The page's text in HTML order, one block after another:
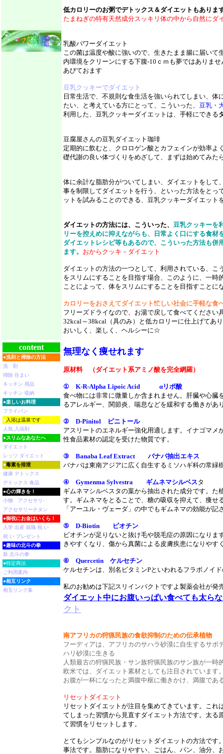
低カロリーのお粥でデトックス＆ダイエットもありま
たまねぎの特有天然成分スッキリ体の中から自然にダ
乳酸パワーダイエット
この菌は温度や酸に強いので、生きたまま腸に届い
内環境をクリーンにする下腹-10ｃｍも夢ではありま
あびておます
豆乳クッキーでダイエット
日常生活で、不規則な食生活を強いられてしまい、
たい、と考えている方にとって、こういった、 豆乳・
利用した、豆乳クッキーダイエットは、手軽にできる
豆腐屋さんの豆乳ダイエット珈琲
定期的に飲むと、クロロゲン酸とカフェインが効率
礎代謝の良い体づくりをめざして、まずは始めてみた
体に余計な脂肪分がついてしまい、ダイエットをし
事を制限してダイエットを行う、といった方法をと
ットを試みることのできる、豆乳クッキーダイエット
ダイエットの方法には、こういった、 豆乳クッキーを
リーを控えめに抑えながらも、日常よく口にする食
ダイエットレシピ等もあるので、こういった方法も
ます。 おからクッキ－ダイエット
ダイエットの方法の一つとして、利用されている、
をスリムにすることを目指す場合、このように、一
ことによって、体をスリムにすることを目指すことに
カロリーをおさえてダイエット忙しい社会に手軽な食
フリーズドライなので、お湯で戻して食べてくださ
32kcal～38kcal（具のみ）と低カロリーに仕上げてあ
おいしく、楽しく、ヘルシーに☆
無理なく痩せれます
原材料 （ダイエット系アミノ酸を完全網羅）
① K-R-Alpha Lipoic Acid αリポ酸
食べ物には非常に微量しか含まれません。肝臓や心
るアレルギー、関節炎、喘息などを緩和する働きがあ
② D-Pinitol ピニトール
アスリートのエネルギー強化用適します。イナゴマ
性食品素材の認定を受けた物質です。
③ Banaba Leaf Extract バナバ抽出エキス
バナバは東南アジアに広く自生するミソハギ科の常緑
④ Gymenma Sylvestra ギムネマシルベスタ
ギムネマシルベスタの葉から抽出された成分です。
す。ギムネマをとることで、糖の吸収を抑えて、痩
「アーユル・ヴェーダ」の中でもギムネマの効能が記
⑤ D-Biotin ビオチン
ビオチンが足りないと抜け毛や脱毛症の原因になり
きやすくなり、傷から真菌による皮膚疾患になりやす
⑥ Quercetin ケルセチン
ケルセチンは、別名ビタミンPといわれるフラボノイ
私のお勧めは下記スリインパクトですよ製薬会社が発
ダイエット中にお腹いっぱい食べても太ら
クト
南アフリカの狩猟民族の食欲抑制のための伝承植物
フーディアは、アフリカのサハラ砂漠に自生するサ
ハリ砂漠に生きる
人類最古の狩猟民族・サン族狩猟民族のサン族が一
欧米では、ダイエット素材としても注目されています
お腹が一杯になったと満腹中枢に働きかけ、満腹で
リセットダイエット
リセットダイエットが注目を集めてきています。こ
てしまった習慣から見直すダイエット方法です。太
て習慣をリセットします。
とてもシンプルなのがリセットダイエットの方法で
事法です。脂肪になりやすい、ごはん、パン、油分、
content
●洗剤と掃除の方法
洗 剤
掃除 住まい
キッチン 用品
キッチン 収納
●楽しいお料理
フライパン
● 入浴は温泉です
人気 入浴剤
●スリムなあなたへ
ダイエット
レッツ ダイエット
●毒素を排泄
健康 デトックス
デトックス 食品
●心の輝きを！
小物 アクセサリ-
アクセサリーチタン
●御祝にお金はいくら！
入学 出産 就職 祝 い
祝 い プレゼント
●趣味の北斗の拳
新 北斗の拳
●特定商法
ご利用案内
●相互リンク
相互リンク集